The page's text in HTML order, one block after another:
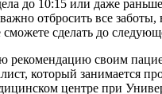
до 10:15 или даже
отбросить все
сделать до
рекомендацию своим
который занимается
центре при